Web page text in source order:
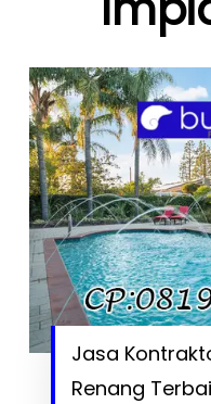
Jasa
Renang